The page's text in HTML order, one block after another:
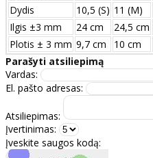
Dydis
10,5 (S) 11 (M)
Ilgis ±3 mm
24 сm 24,5 сm
Plotis ± 3 mm 9,7 сm 10 сm
Parašyti atsiliepimą
Vardas:
El. pašto adresas:
Atsiliepimas:
Įvertinimas:
Įveskite saugos kodą: